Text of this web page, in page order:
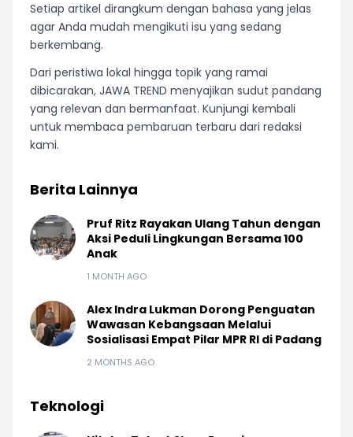
Setiap artikel dirangkum dengan bahasa yang jelas
agar Anda mudah mengikuti isu yang sedang
berkembang.
Dari peristiwa lokal hingga topik yang ramai
dibicarakan, JAWA TREND menyajikan sudut pandang
yang relevan dan bermanfaat. Kunjungi kembali
untuk membaca pembaruan terbaru dari redaksi
kami.
Berita Lainnya
Pruf Ritz Rayakan Ulang Tahun dengan
Aksi Peduli Lingkungan Bersama 100
Anak
1 MONTH AGO
Alex Indra Lukman Dorong Penguatan
Wawasan Kebangsaan Melalui
Sosialisasi Empat Pilar MPR RI di Padang
2 MONTHS AGO
Teknologi